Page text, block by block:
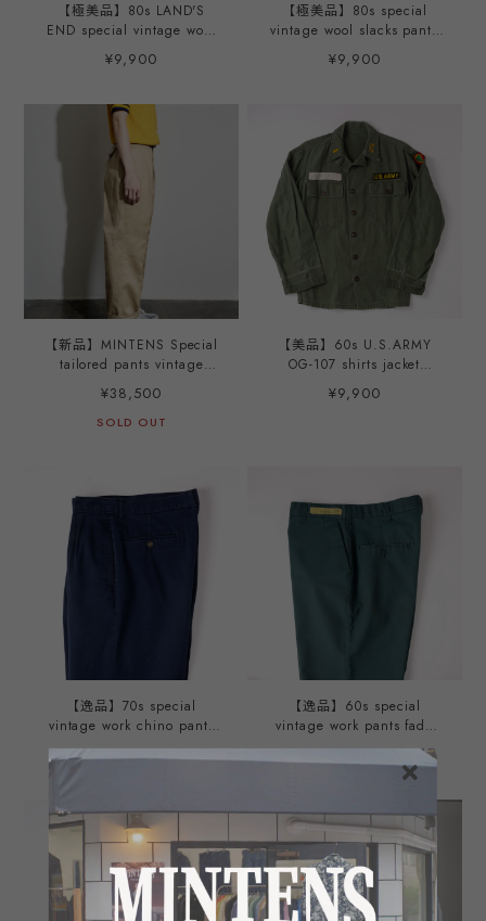
【極美品】80s LAND'S
END special vintage wool
polyester slacks pants
khaki made in USA mint
テージ ランズエンド ウール
ポリエステル スラックス パ
ンツ 表記W34 実寸W32 カ
ーキ テーラード仕立て アメ
リカ製
¥9,900
【極美品】80s special
vintage wool slacks pants
W33 khaki made in USA
mint condition ／80年代 ヴ
ラード 仕立て アメリカ製
アルミジップYKK
¥9,900
【新品】MINTENS Special
tailored pants vintage
made in JAPAN Fabrics
chino slacks tuck pants
made in JAPAN ／ 日本製
W34、W35、W36 日本製
オリジナルブランド
¥38,500
SOLD OUT
【美品】60s U.S.ARMY
OG-107 shirts jacket
vintage militaly original
made in USA size about S
程度 オリジナル
¥9,900
【逸品】70s special
vintage work chino pants
trousers navy Made in USA
W31 TALON zip ／70年代
ヴィンテージ ワーク チノパ
ンツ トラウザーズ 実寸W31
ネイビー USA製
¥14,300
【逸品】60s special
vintage work pants fade
green Made in USA W34
SCOVILL zip／60年代 ヴィ
ンテージ ワークパンツ スラ
ックス トラウザーズ 実寸
W34 コットン ポリエステ
ル USA製 フェードグリーン
¥14,300